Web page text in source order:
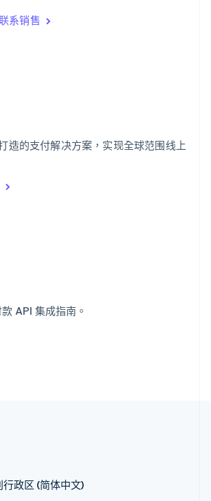
系销售
造的支付解决方案，实现全球范围线上
API 集成指南。
政区 (简体中文)